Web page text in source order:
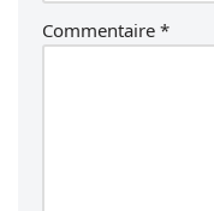
Commentaire *